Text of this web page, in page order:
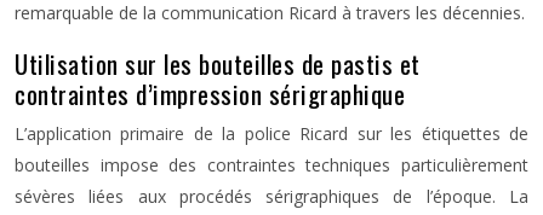
remarquable de la communication Ricard à travers les décennies.
Utilisation sur les bouteilles de pastis et
contraintes d’impression sérigraphique
L’application primaire de la police Ricard sur les étiquettes de
bouteilles impose des contraintes techniques particulièrement
sévères liées aux procédés sérigraphiques de l’époque. La